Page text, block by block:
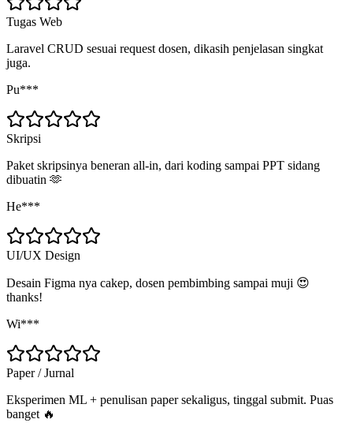
Tugas Web
Laravel CRUD sesuai request dosen, dikasih penjelasan singkat
juga.
Pu***
Skripsi
Paket skripsinya beneran all-in, dari koding sampai PPT sidang
dibuatin 🫶
He***
UI/UX Design
Desain Figma nya cakep, dosen pembimbing sampai muji 😍
thanks!
Wi***
Paper / Jurnal
Eksperimen ML + penulisan paper sekaligus, tinggal submit. Puas
banget 🔥